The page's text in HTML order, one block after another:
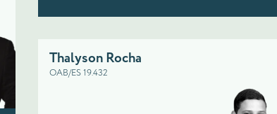
Thalyson Rocha
OAB/ES 19.432